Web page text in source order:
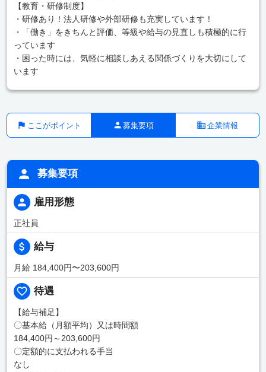
【教育・研修制度】
・研修あり！法人研修や外部研修も充実しています！
・「働き」をきちんと評価、等級や給与の見直しも積極的に行
っています
・困った時には、気軽に相談しあえる関係づくりを大切にして
います
ここがポイント 募集要項 企業情報
募集要項
雇用形態
正社員
給与
月給 184,400円〜203,600円
待遇
【給与補足】
〇基本給（月額平均）又は時間額
184,400円～203,600円
〇定額的に支払われる手当
なし